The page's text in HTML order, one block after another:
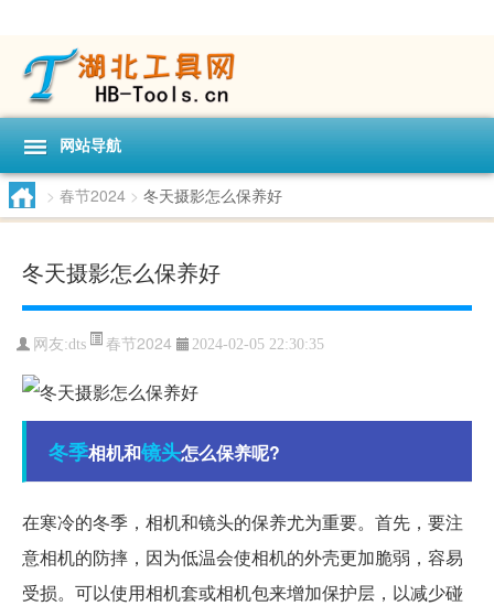
网站导航
> 春节2024 > 冬天摄影怎么保养好
冬天摄影怎么保养好
网友:dts 春节2024 2024-02-05 22:30:35
冬季相机和镜头怎么保养呢?
在寒冷的冬季，相机和镜头的保养尤为重要。首先，要注
意相机的防摔，因为低温会使相机的外壳更加脆弱，容易
受损。可以使用相机套或相机包来增加保护层，以减少碰